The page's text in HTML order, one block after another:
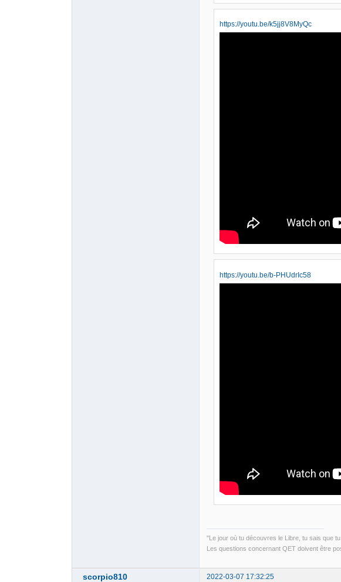
https://youtu.be/k5jj8V8MyQc
https://youtu.be/b-PHUdrIc58
"Le jour où tu découvres le Libre, tu sais que
Les questions concernant QET doivent être
scorpio810 2022-03-07 17:32:25